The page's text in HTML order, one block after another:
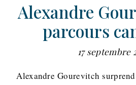
Alexandre
parcours
17 septembre
Alexandre Gourevitch surprend par l’humilité dont il